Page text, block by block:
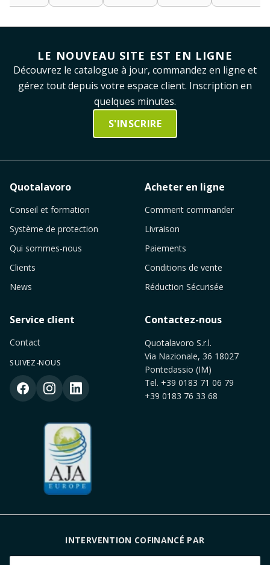
LE NOUVEAU SITE EST EN LIGNE
Découvrez le catalogue à jour, commandez en ligne et
gérez tout depuis votre espace client. Inscription en
quelques minutes.
S'INSCRIRE
Quotalavoro
Conseil et formation
Système de protection
Qui sommes-nous
Clients
News
Acheter en ligne
Comment commander
Livraison
Paiements
Conditions de vente
Réduction Sécurisée
Service client
Contact
SUIVEZ-NOUS
Contactez-nous
Quotalavoro S.r.l.
Via Nazionale, 36 18027
Pontedassio (IM)
Tel. +39 0183 71 06 79
+39 0183 76 33 68
INTERVENTION COFINANCÉ PAR